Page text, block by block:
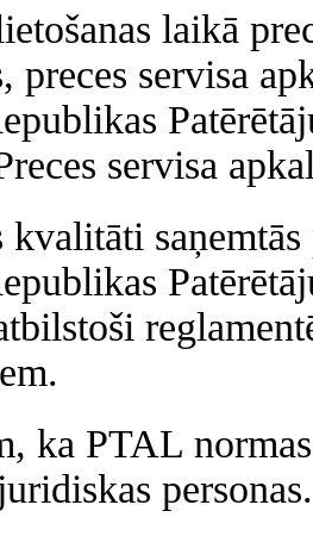
laikā
preces servisa
servisa
kvalitāti
ka PTAL
personas.